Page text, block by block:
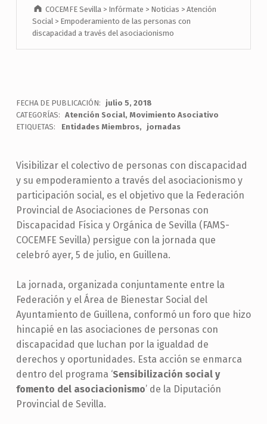
COCEMFE Sevilla > Infórmate > Noticias >Atención
Social > Empoderamiento de las personas con
discapacidad a través del asociacionismo
FECHA DE PUBLICACIÓN:
julio 5, 2018
CATEGORÍAS: Atención Social, Movimiento Asociativo
ETIQUETAS:
Entidades Miembros jornadas
Visibilizar el colectivo de personas con discapacidad
y su empoderamiento a través del asociacionismo y
participación social, es el objetivo que la Federación
Provincial de Asociaciones de Personas con
Discapacidad Física y Orgánica de Sevilla (FAMS-
COCEMFE Sevilla) persigue con la jornada que
celebró ayer, 5 de julio, en Guillena.
La jornada, organizada conjuntamente entre la
Federación y el Área de Bienestar Social del
Ayuntamiento de Guillena, conformó un foro que hizo
hincapié en las asociaciones de personas con
discapacidad que luchan por la igualdad de
derechos y oportunidades. Esta acción se enmarca
dentro del programa ‘Sensibilización social y
fomento del asociacionismo’ de la Diputación
Provincial de Sevilla.